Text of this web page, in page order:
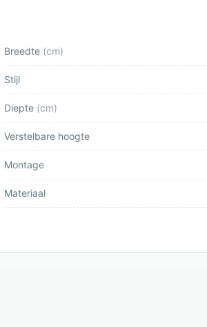
Breedte (cm)
Stijl
Diepte (cm)
Verstelbare hoogte
Montage
Materiaal